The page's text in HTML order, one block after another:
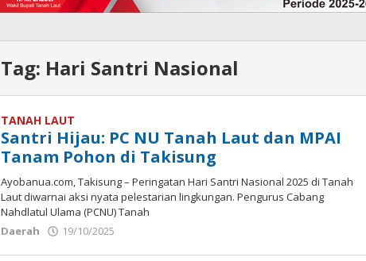
Tag: Hari Santri Nasional
TANAH LAUT
Santri Hijau: PC NU Tanah Laut dan MPAI
Tanam Pohon di Takisung
Ayobanua.com, Takisung – Peringatan Hari Santri Nasional 2025 di Tanah
Laut diwarnai aksi nyata pelestarian lingkungan. Pengurus Cabang
Nahdlatul Ulama (PCNU) Tanah
Daerah
19/10/2025